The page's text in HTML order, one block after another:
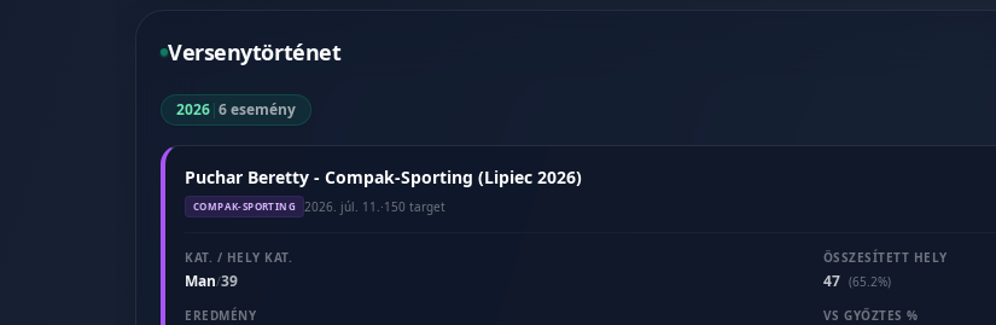
Versenytörténet
2026|6 esemény
Puchar Beretty - Compak-Sporting (Lipiec 2026)
COMPAK-SPORTING 2026. júl. 11. ·150 target
KAT. / HELY KAT.
Man/39
ÖSSZESÍTETT HELY
47 (65.2%)
EREDMÉNY
VS GYŐZTES %